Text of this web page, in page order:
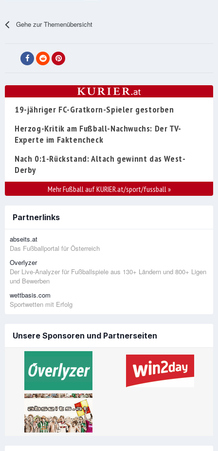
Gehe zur Themenübersicht
19-jähriger FC-Gratkorn-Spieler gestorben
Herzog-Kritik am Fußball-Nachwuchs: Der TV-
Experte im Faktencheck
Nach 0:1-Rückstand: Altach gewinnt das West-
Derby
Mehr Fußball auf KURIER.at/sport/fussball»
Partnerlinks
abseits.at
Das Fußballportal für Österreich
Overlyzer
Der Live-Analyzer für Fußballspiele aus 130+ Ländern und 800+ Ligen
und Bewerben
wettbasis.com
Sportwetten mit Erfolg
Unsere Sponsoren und Partnerseiten